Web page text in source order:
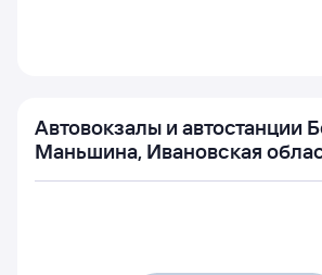
Автовокзалы и автостанции
Маньшина, Ивановская